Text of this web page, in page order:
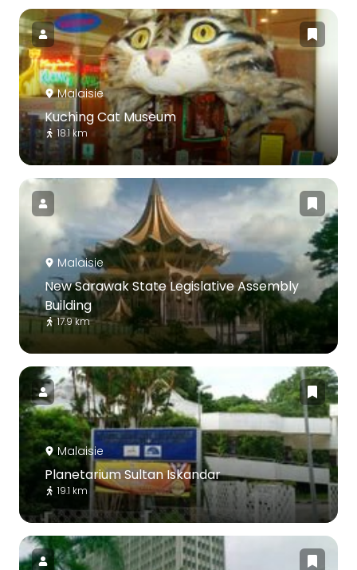
Malaisie
Kuching Cat Museum
18.1 km
Malaisie
New Sarawak State Legislative Assembly
Building
17.9 km
Malaisie
Planetarium Sultan Iskandar
19.1 km